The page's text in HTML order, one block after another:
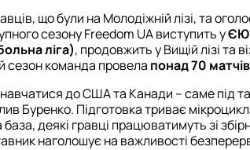
що були на Молодіжній лізі, та
сезону Freedom UA виступить у
ліга), продовжить у Вищій лізі та
сезон команда провела понад 70 матчів
до США та Канади – саме під
Буренко. Підготовка триває
деякі гравці працюватимуть зі
наголошує на важливості